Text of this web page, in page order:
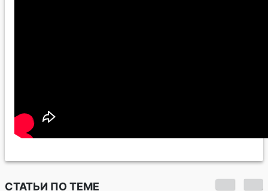
СТАТЬИ ПО ТЕМЕ